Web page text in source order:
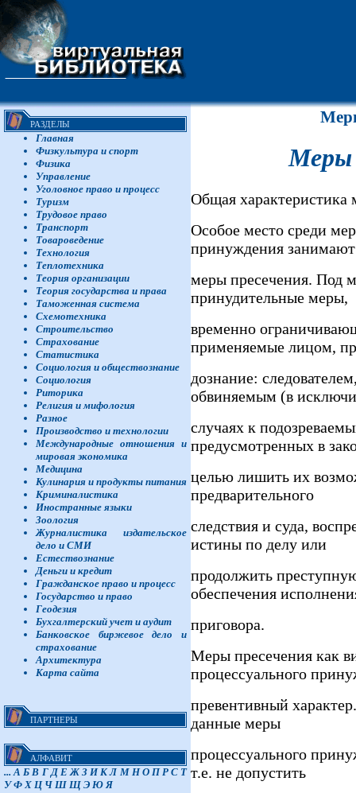
РАЗДЕЛЫ
Главная
Физкультура и спорт
Физика
Управление
Уголовное право и процесс
Туризм
Трудовое право
Транспорт
Товароведение
Технология
Теплотехника
Теория организации
Теория государства и права
Таможенная система
Схемотехника
Строительство
Страхование
Статистика
Социология и обществознание
Социология
Риторика
Религия и мифология
Разное
Производство и технологии
Международные отношения и
мировая экономика
Медицина
Кулинария и продукты питания
Криминалистика
Иностранные языки
Зоология
Журналистика издательское
дело и СМИ
Естествознание
Деньги и кредит
Гражданское право и процесс
Государство и право
Геодезия
Бухгалтерский учет и аудит
Банковское биржевое дело и
страхование
Архитектура
Карта сайта
ПАРТНЕРЫ
АЛФАВИТ
... А Б В Г Д Е Ж З И К Л М Н О П Р С Т
У Ф Х Ц Ч Ш Щ Э Ю Я
Меры
Общая характеристика
Особое место среди
принуждения занимают
меры пресечения. Под
принудительные меры,
временно
применяемые лицом,
дознание:
обвиняемым (в
случаях к
предусмотренных в
целью лишить их
предварительного
следствия и суда,
истины по делу или
продолжить
обеспечения
приговора.
Меры пресечения как
процессуального
превентивный
данные меры
процессуального
т.е. не допустить